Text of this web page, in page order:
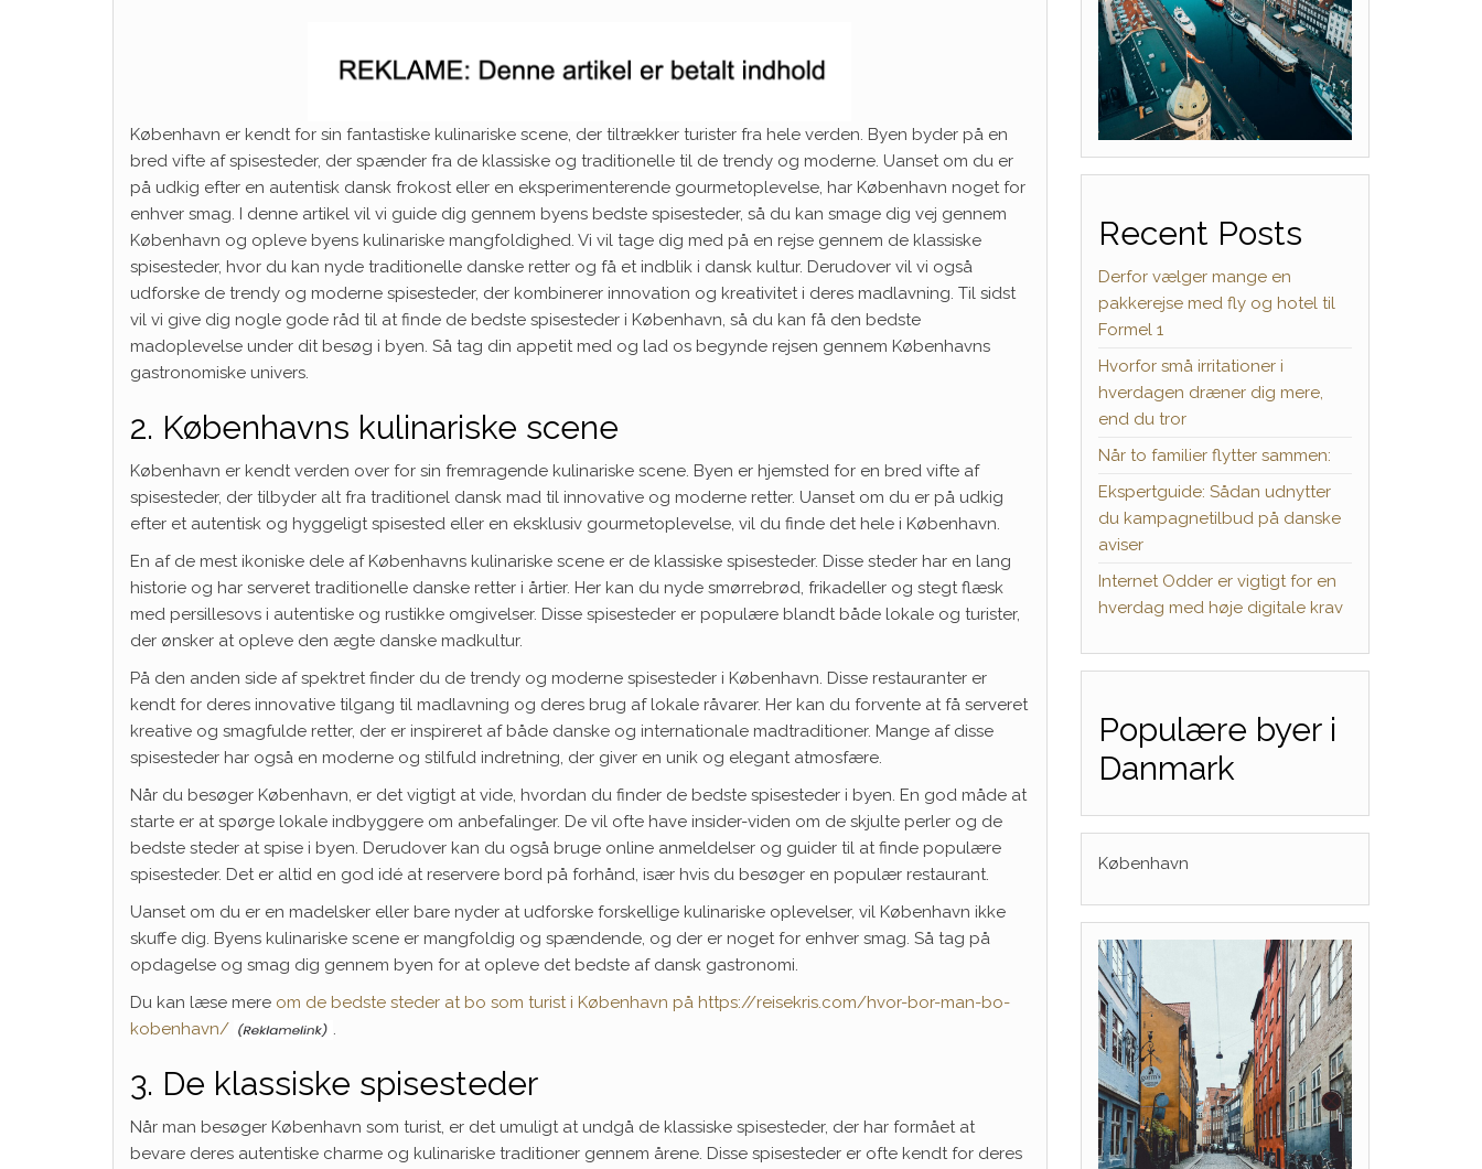
København er kendt for sin fantastiske kulinariske scene, der tiltrækker turister fra hele verden. Byen byder på en
bred vifte af spisesteder, der spænder fra de klassiske og traditionelle til de trendy og moderne. Uanset om du er
på udkig efter en autentisk dansk frokost eller en eksperimenterende gourmetoplevelse, har København noget for
enhver smag. I denne artikel vil vi guide dig gennem byens bedste spisesteder, så du kan smage dig vej gennem
København og opleve byens kulinariske mangfoldighed. Vi vil tage dig med på en rejse gennem de klassiske
spisesteder, hvor du kan nyde traditionelle danske retter og få et indblik i dansk kultur. Derudover vil vi også
udforske de trendy og moderne spisesteder, der kombinerer innovation og kreativitet i deres madlavning. Til sidst
vil vi give dig nogle gode råd til at finde de bedste spisesteder i København, så du kan få den bedste
madoplevelse under dit besøg i byen. Så tag din appetit med og lad os begynde rejsen gennem Københavns
gastronomiske univers.
2. Københavns kulinariske scene
København er kendt verden over for sin fremragende kulinariske scene. Byen er hjemsted for en bred vifte af
spisesteder, der tilbyder alt fra traditionel dansk mad til innovative og moderne retter. Uanset om du er på udkig
efter et autentisk og hyggeligt spisested eller en eksklusiv gourmetoplevelse, vil du finde det hele i København.
En af de mest ikoniske dele af Københavns kulinariske scene er de klassiske spisesteder. Disse steder har en lang
historie og har serveret traditionelle danske retter i årtier. Her kan du nyde smørrebrød, frikadeller og stegt flæsk
med persillesovs i autentiske og rustikke omgivelser. Disse spisesteder er populære blandt både lokale og turister,
der ønsker at opleve den ægte danske madkultur.
På den anden side af spektret finder du de trendy og moderne spisesteder i København. Disse restauranter er
kendt for deres innovative tilgang til madlavning og deres brug af lokale råvarer. Her kan du forvente at få serveret
kreative og smagfulde retter, der er inspireret af både danske og internationale madtraditioner. Mange af disse
spisesteder har også en moderne og stilfuld indretning, der giver en unik og elegant atmosfære.
Når du besøger København, er det vigtigt at vide, hvordan du finder de bedste spisesteder i byen. En god måde at
starte er at spørge lokale indbyggere om anbefalinger. De vil ofte have insider-viden om de skjulte perler og de
bedste steder at spise i byen. Derudover kan du også bruge online anmeldelser og guider til at finde populære
spisesteder. Det er altid en god idé at reservere bord på forhånd, især hvis du besøger en populær restaurant.
Uanset om du er en madelsker eller bare nyder at udforske forskellige kulinariske oplevelser, vil København ikke
skuffe dig. Byens kulinariske scene er mangfoldig og spændende, og der er noget for enhver smag. Så tag på
opdagelse og smag dig gennem byen for at opleve det bedste af dansk gastronomi.
Du kan læse mere om de bedste steder at bo som turist i København på https://reisekris.com/hvor-bor-man-bo-
kobenhavn/
.
3. De klassiske spisesteder
Når man besøger København som turist, er det umuligt at undgå de klassiske spisesteder, der har formået at
bevare deres autentiske charme og kulinariske traditioner gennem årene. Disse spisesteder er ofte kendt for deres
Recent Posts
Derfor vælger mange en
pakkerejse med fly og hotel til
Formel 1
Hvorfor små irritationer i
hverdagen dræner dig mere,
end du tror
Når to familier flytter sammen:
Ekspertguide: Sådan udnytter
du kampagnetilbud på danske
aviser
Internet Odder er vigtigt for en
hverdag med høje digitale krav
Populære byer i
Danmark
København